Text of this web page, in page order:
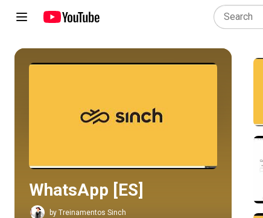
Play all
WhatsApp [ES]
by Treinamentos Sinch